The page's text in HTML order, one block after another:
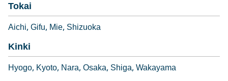
Tokai
Aichi Gifu Mie Shizuoka
Kinki
Hyogo Kyoto Nara Osaka Shiga Wakayama